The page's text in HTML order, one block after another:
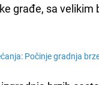
građe, sa
Počinje gradnja